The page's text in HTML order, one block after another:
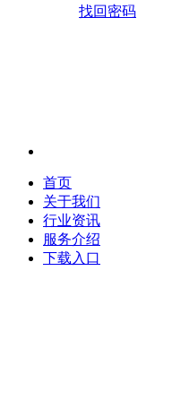
找回密码
首页
关于我们
行业资讯
服务介绍
下载入口